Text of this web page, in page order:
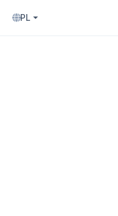
PL